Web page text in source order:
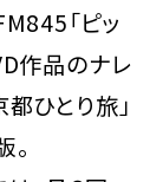
「ピッ
作品のナレ
ひとり旅」